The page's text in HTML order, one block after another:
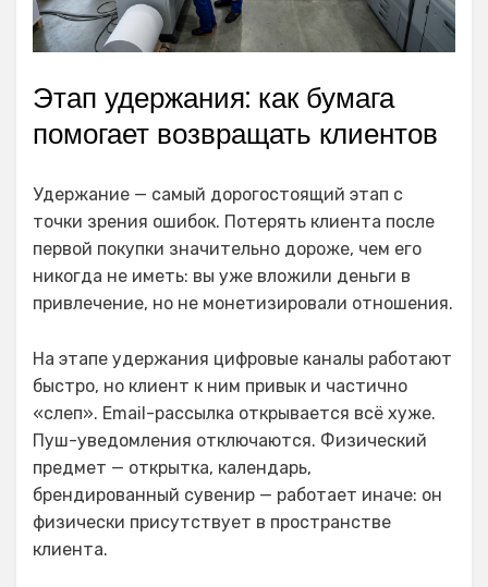
Этап удержания: как бумага
помогает возвращать клиентов
Удержание — самый дорогостоящий этап с
точки зрения ошибок. Потерять клиента после
первой покупки значительно дороже, чем его
никогда не иметь: вы уже вложили деньги в
привлечение, но не монетизировали отношения.
На этапе удержания цифровые каналы работают
быстро, но клиент к ним привык и частично
«слеп». Email-рассылка открывается всё хуже.
Пуш-уведомления отключаются. Физический
предмет — открытка, календарь,
брендированный сувенир — работает иначе: он
физически присутствует в пространстве
клиента.